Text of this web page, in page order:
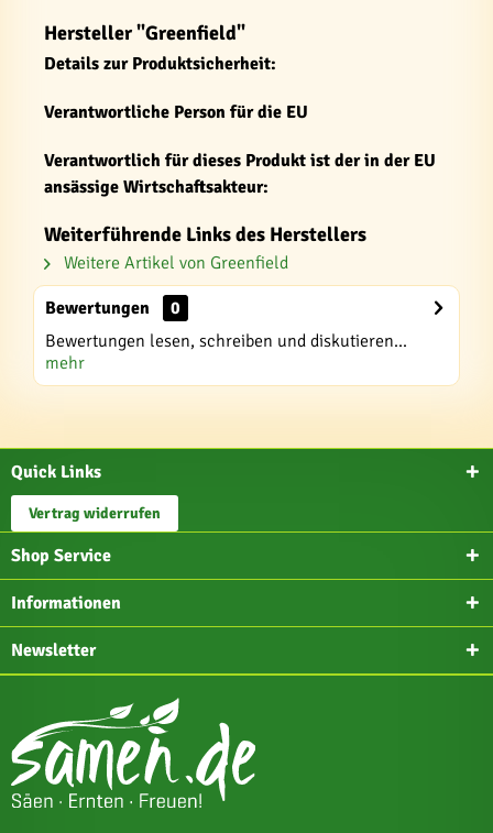
Hersteller "Greenfield"
Details zur Produktsicherheit:
Verantwortliche Person für die EU
Verantwortlich für dieses Produkt ist der in der EU
ansässige Wirtschaftsakteur:
Weiterführende Links des Herstellers
Weitere Artikel von Greenfield
Bewertungen
0
Bewertungen lesen, schreiben und diskutieren...
mehr
Quick Links
Vertrag widerrufen
Shop Service
Informationen
Newsletter